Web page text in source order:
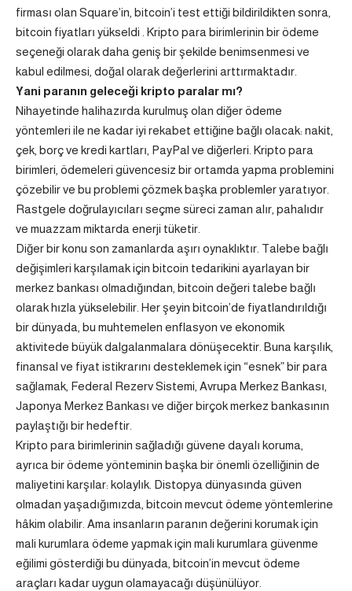
firması olan Square’in, bitcoin’i test ettiği bildirildikten sonra,
bitcoin fiyatları yükseldi . Kripto para birimlerinin bir ödeme
seçeneği olarak daha geniş bir şekilde benimsenmesi ve
kabul edilmesi, doğal olarak değerlerini arttırmaktadır.
Yani paranın geleceği kripto paralar mı?
Nihayetinde halihazırda kurulmuş olan diğer ödeme
yöntemleri ile ne kadar iyi rekabet ettiğine bağlı olacak: nakit,
çek, borç ve kredi kartları, PayPal ve diğerleri. Kripto para
birimleri, ödemeleri güvencesiz bir ortamda yapma problemini
çözebilir ve bu problemi çözmek başka problemler yaratıyor.
Rastgele doğrulayıcıları seçme süreci zaman alır, pahalıdır
ve muazzam miktarda enerji tüketir.
Diğer bir konu son zamanlarda aşırı oynaklıktır. Talebe bağlı
değişimleri karşılamak için bitcoin tedarikini ayarlayan bir
merkez bankası olmadığından, bitcoin değeri talebe bağlı
olarak hızla yükselebilir. Her şeyin bitcoin’de fiyatlandırıldığı
bir dünyada, bu muhtemelen enflasyon ve ekonomik
aktivitede büyük dalgalanmalara dönüşecektir. Buna karşılık,
finansal ve fiyat istikrarını desteklemek için “esnek” bir para
sağlamak, Federal Rezerv Sistemi, Avrupa Merkez Bankası,
Japonya Merkez Bankası ve diğer birçok merkez bankasının
paylaştığı bir hedeftir.
Kripto para birimlerinin sağladığı güvene dayalı koruma,
ayrıca bir ödeme yönteminin başka bir önemli özelliğinin de
maliyetini karşılar: kolaylık. Distopya dünyasında güven
olmadan yaşadığımızda, bitcoin mevcut ödeme yöntemlerine
hâkim olabilir. Ama insanların paranın değerini korumak için
mali kurumlara ödeme yapmak için mali kurumlara güvenme
eğilimi gösterdiği bu dünyada, bitcoin’in mevcut ödeme
araçları kadar uygun olamayacağı düşünülüyor.